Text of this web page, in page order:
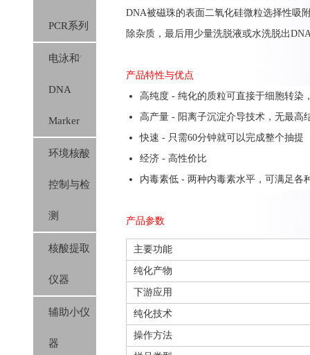
PCR系列
电泳和
DNA
Marker
环境核酸
控制与检
测
核酸提取
仪器
辅助小仪
器
DNA被磁珠的表面二氧化硅微粒选择性吸
除杂质 ， 最后用少量洗脱液或水洗脱出
产品特性与优点
高纯度 - 纯化的质粒可直接于细胞转染
高产量 - 阳离子沉淀介导技术，无最高
快速 - 只需60分钟就可以完成整个抽提
经济 - 高性价比
内毒素低 - 两种内毒素水平，可满足各
产品参数
主要功能
纯化产物
下游应用
纯化技术
操作方法